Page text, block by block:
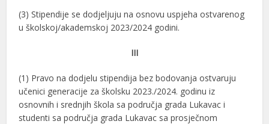
(3) Stipendije se dodjeljuju na osnovu uspjeha ostvarenog
u školskoj/akademskoj 2023/2024 godini.
III
(1) Pravo na dodjelu stipendija bez bodovanja ostvaruju
učenici generacije za školsku 2023./2024. godinu iz
osnovnih i srednjih škola sa područja grada Lukavac i
studenti sa područja grada Lukavac sa prosječnom